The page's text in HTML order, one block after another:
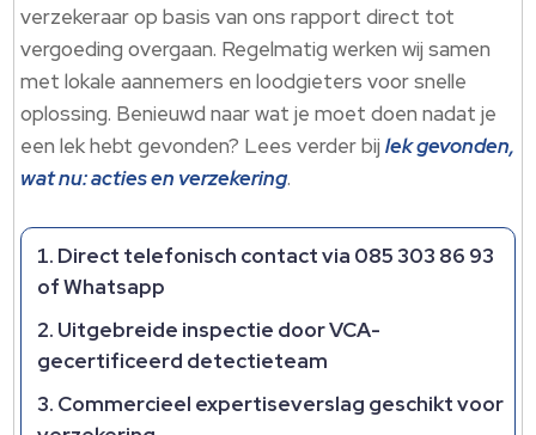
verzekeraar op basis van ons rapport direct tot
vergoeding overgaan.​ Regelmatig werken wij samen
met lokale aannemers en loodgieters voor snelle
oplossing.​ Benieuwd naar wat je moet doen nadat je
een lek hebt gevonden? Lees verder bijlek gevonden,
wat nu: acties en verzekering.​
Direct telefonisch contact via 085 303 86 93
of Whatsapp
Uitgebreide inspectie door VCA-
gecertificeerd detectieteam
Commercieel expertiseverslag geschikt voor